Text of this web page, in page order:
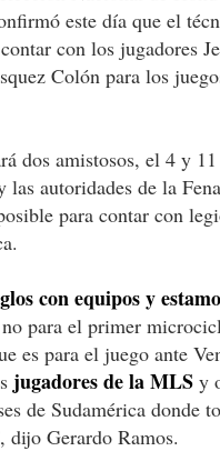
este día que el
con los jugadores
Colón para los
dos amistosos, el 4 y
autoridades de la
para contar con
con equipos y
no para el primer
es para el juego ante
jugadores de la MLS y
de Sudamérica donde
dijo Gerardo Ramos.